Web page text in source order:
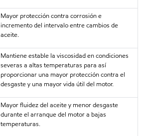
Mayor protección contra corrosión e
incremento del intervalo entre cambios de
aceite.
Mantiene estable la viscosidad en condiciones
severas a altas temperaturas para así
proporcionar una mayor protección contra el
desgaste y una mayor vida útil del motor.
Mayor fluidez del aceite y menor desgaste
durante el arranque del motor a bajas
temperaturas.